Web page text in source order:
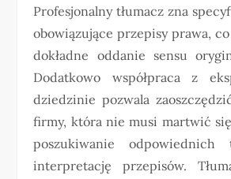
Profesjonalny tłumacz zna
obowiązujące przepisy prawa,
dokładne oddanie sensu
Dodatkowo współpraca z
dziedzinie pozwala
firmy, która nie musi martwić
poszukiwanie odpowiednich
interpretację przepisów.